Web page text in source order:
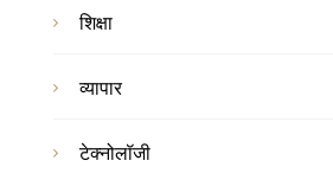
शिक्षा
व्यापार
टेक्नोलॉजी